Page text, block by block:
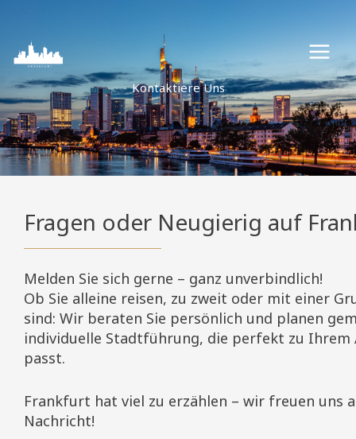
springen
Kontaktiere Uns
Fragen oder Neugierig auf
Melden Sie sich gerne – ganz unverbindlich!
Ob Sie alleine reisen, zu zweit oder mit einer
sind: Wir beraten Sie persönlich und planen
individuelle Stadtführung, die perfekt zu
passt.
Frankfurt hat viel zu erzählen – wir freuen uns
Nachricht!